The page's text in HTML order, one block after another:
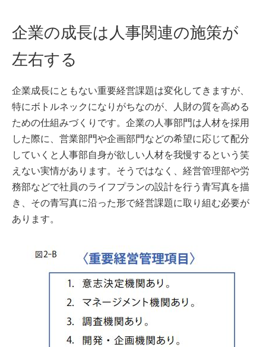
企業の成長は人事関連の施策が
左右する
企業成長にともない重要経営課題は変化してきますが、
特にボトルネックになりがちなのが、人財の質を高める
ための仕組みづくりです。企業の人事部門は人材を採用
した際に、営業部門や企画部門などの希望に応じて配分
していくと人事部自身が欲しい人材を我慢するという笑
えない実情があります。そうではなく、経営管理部や労
務部などで社員のライフプランの設計を行う青写真を描
き、その青写真に沿った形で経営課題に取り組む必要が
あります。